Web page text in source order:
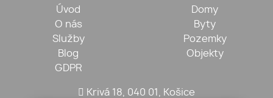
Úvod
O nás
Služby
Blog
GDPR
Domy
Byty
Pozemky
Objekty
Krivá 18, 040 01, Košice